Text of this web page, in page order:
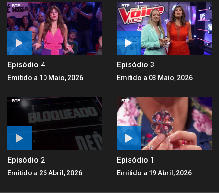
Episódio 4
Emitido a 10 Maio, 2026
Episódio 3
Emitido a 03 Maio, 2026
Episódio 2
Emitido a 26 Abril, 2026
Episódio 1
Emitido a 19 Abril, 2026